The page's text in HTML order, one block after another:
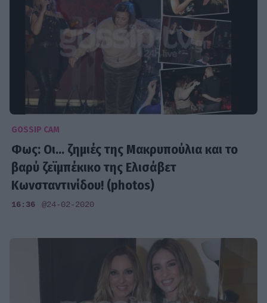
GOSSIP CAM
Φως: Οι... ζημιές της Μακρυπούλια και το
βαρύ ζεϊμπέκικο της Ελισάβετ
Κωνσταντινίδου! (photos)
16:36 @24-02-2020